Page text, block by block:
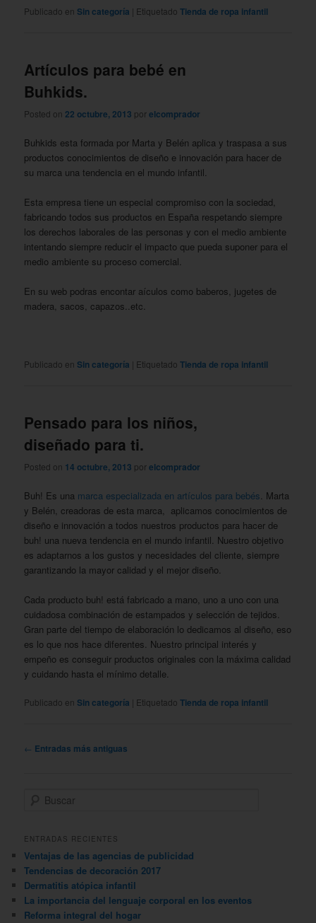
Publicado en Sin categoría | Etiquetado Tienda de ropa infantil
Artículos para bebé en
Buhkids.
Posted on 22 octubre, 2013 porelcomprador
Buhkids esta formada por Marta y Belén aplica y traspasa a sus
productos conocimientos de diseño e innovación para hacer de
su marca una tendencia en el mundo infantil.
Esta empresa tiene un especial compromiso con la sociedad,
fabricando todos sus productos en España respetando siempre
los derechos laborales de las personas y con el medio ambiente
intentando siempre reducir el impacto que pueda suponer para el
medio ambiente su proceso comercial.
En su web podras encontar aículos como baberos, jugetes de
madera, sacos, capazos..etc.
Publicado en Sin categoría | Etiquetado Tienda de ropa infantil
Pensado para los niños,
diseñado para ti.
Posted on 14 octubre, 2013 porelcomprador
Buh! Es una marca especializada en artículos para bebés. Marta
y Belén, creadoras de esta marca, aplicamos conocimientos de
diseño e innovación a todos nuestros productos para hacer de
buh! una nueva tendencia en el mundo infantil. Nuestro objetivo
es adaptarnos a los gustos y necesidades del cliente, siempre
garantizando la mayor calidad y el mejor diseño.
Cada producto buh! está fabricado a mano, uno a uno con una
cuidadosa combinación de estampados y selección de tejidos.
Gran parte del tiempo de elaboración lo dedicamos al diseño, eso
es lo que nos hace diferentes. Nuestro principal interés y
empeño es conseguir productos originales con la máxima calidad
y cuidando hasta el mínimo detalle.
Publicado en Sin categoría | Etiquetado Tienda de ropa infantil
Navegación
← Entradas más antiguas
c
r
ENTRADAS RECIENTES
Ventajas de las agencias de publicidad
Tendencias de decoración 2017
Dermatitis atópica infantil
La importancia del lenguaje corporal en los eventos
Reforma integral del hogar